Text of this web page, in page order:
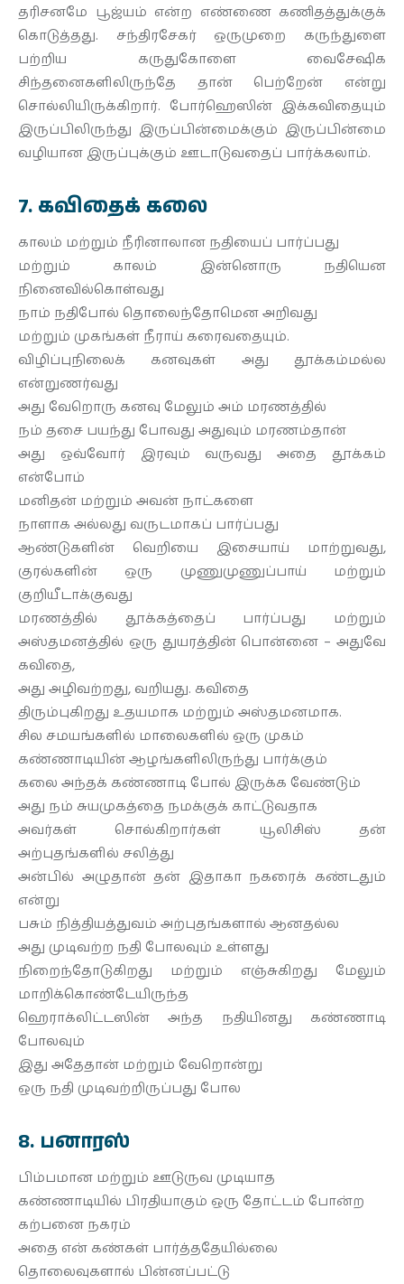
தரிசனமே பூஜ்யம் என்ற எண்ணை கணிதத்துக்குக்
கொடுத்தது. சந்திரசேகர் ஒருமுறை கருந்துளை
பற்றிய கருதுகோளை வைசேஷிக
சிந்தனைகளிலிருந்தே தான் பெற்றேன் என்று
சொல்லியிருக்கிறார். போர்ஹெஸின் இக்கவிதையும்
இருப்பிலிருந்து இருப்பின்மைக்கும் இருப்பின்மை
வழியான இருப்புக்கும் ஊடாடுவதைப் பார்க்கலாம்.
7. கவிதைக் கலை
காலம் மற்றும் நீரினாலான நதியைப் பார்ப்பது
மற்றும் காலம் இன்னொரு நதியென
நினைவில்கொள்வது
நாம் நதிபோல் தொலைந்தோமென அறிவது
மற்றும் முகங்கள் நீராய் கரைவதையும்.
விழிப்புநிலைக் கனவுகள் அது தூக்கம்மல்ல
என்றுணர்வது
அது வேறொரு கனவு மேலும் அம் மரணத்தில்
நம் தசை பயந்து போவது அதுவும் மரணம்தான்
அது ஒவ்வோர் இரவும் வருவது அதை தூக்கம்
என்போம்
மனிதன் மற்றும் அவன் நாட்களை
நாளாக அல்லது வருடமாகப் பார்ப்பது
ஆண்டுகளின் வெறியை இசையாய் மாற்றுவது,
குரல்களின் ஒரு முணுமுணுப்பாய் மற்றும்
குறியீடாக்குவது
மரணத்தில் தூக்கத்தைப் பார்ப்பது மற்றும்
அஸ்தமனத்தில் ஒரு துயரத்தின் பொன்னை – அதுவே
கவிதை,
அது அழிவற்றது, வறியது. கவிதை
திரும்புகிறது உதயமாக மற்றும் அஸ்தமனமாக.
சில சமயங்களில் மாலைகளில் ஒரு முகம்
கண்ணாடியின் ஆழங்களிலிருந்து பார்க்கும்
கலை அந்தக் கண்ணாடி போல் இருக்க வேண்டும்
அது நம் சுயமுகத்தை நமக்குக் காட்டுவதாக
அவர்கள் சொல்கிறார்கள் யூலிசிஸ் தன்
அற்புதங்களில் சலித்து
அன்பில் அழுதான் தன் இதாகா நகரைக் கண்டதும்
என்று
பசும் நித்தியத்துவம் அற்புதங்களால் ஆனதல்ல
அது முடிவற்ற நதி போலவும் உள்ளது
நிறைந்தோடுகிறது மற்றும் எஞ்சுகிறது மேலும்
மாறிக்கொண்டேயிருந்த
ஹெராக்லிட்டஸின் அந்த நதியினது கண்ணாடி
போலவும்
இது அதேதான் மற்றும் வேறொன்று
ஒரு நதி முடிவற்றிருப்பது போல
8. பனாரஸ்
பிம்பமான மற்றும் ஊடுருவ முடியாத
கண்ணாடியில் பிரதியாகும் ஒரு தோட்டம் போன்ற
கற்பனை நகரம்
அதை என் கண்கள் பார்த்ததேயில்லை
தொலைவுகளால் பின்னப்பட்டு